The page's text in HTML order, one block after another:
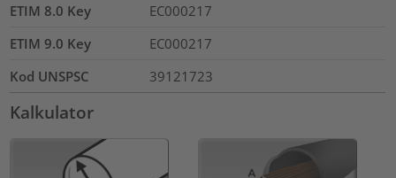
ETIM 8.0 Key
EC000217
ETIM 9.0 Key
EC000217
Kod UNSPSC
39121723
Kalkulator